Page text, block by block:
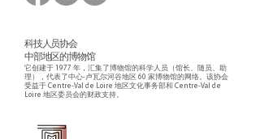
科技人员协会
中部地区的博物馆
它创建于 1977 年，汇集了博物馆的科学人员（馆长、随员、助
理），代表了中心-卢瓦尔河谷地区 60 家博物馆的网络。该协会
受益于 Centre-Val de Loire 地区文化事务部和 Centre-Val de
Loire 地区委员会的财政支持。